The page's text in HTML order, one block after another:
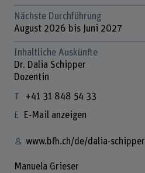
Nächste Durchführung
August 2026 bis Juni 2027
Inhaltliche Auskünfte
Dr. Dalia Schipper
Dozentin
+41 31 848 54 33
E-Mail anzeigen
www.bfh.ch/de/dalia-schipper
Manuela Grieser